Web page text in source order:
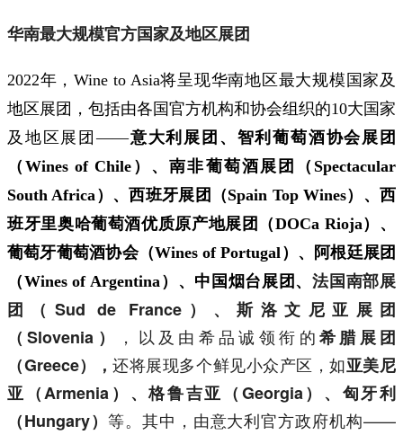
华南最大规模官方国家及地区展团
2022年，Wine to Asia将呈现华南地区最大规模国家及
地区展团，包括由各国官方机构和协会组织的10大国家
及地区展团——意大利展团、智利葡萄酒协会展团
（Wines of Chile）、南非葡萄酒展团（Spectacular
South Africa）、西班牙展团（Spain Top Wines）、西
班牙里奥哈葡萄酒优质原产地展团（DOCa Rioja）、
葡萄牙葡萄酒协会（Wines of Portugal）、阿根廷展团
（Wines of Argentina）、中国烟台展团、法国南部展
团（Sud de France）、斯洛文尼亚展团
（Slovenia）
，以及由希品诚领衔的希腊展团
（Greece），还将展现多个鲜见小众产区，如亚美尼
亚（Armenia）、格鲁吉亚（Georgia）、匈牙利
（Hungary） 等。其中，由意大利官方政府机构——